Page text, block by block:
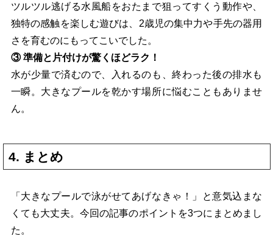
ツルツル逃げる水風船をおたまで狙ってすくう動作や、
独特の感触を楽しむ遊びは、2歳児の集中力や手先の器用
さを育むのにもってこいでした。
③ 準備と片付けが驚くほどラク！
水が少量で済むので、入れるのも、終わった後の排水も
一瞬。大きなプールを乾かす場所に悩むこともありませ
ん。
4. まとめ
「大きなプールで泳がせてあげなきゃ！」と意気込まな
くても大丈夫。今回の記事のポイントを3つにまとめまし
た。